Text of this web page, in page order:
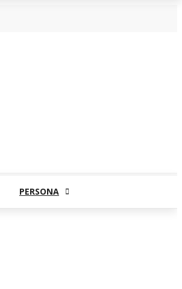
PERSONA